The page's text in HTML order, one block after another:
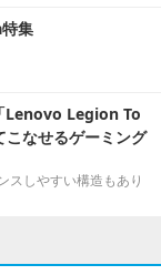
集
Lenovo Legion To
なせるゲーミング
スしやすい構造もあり